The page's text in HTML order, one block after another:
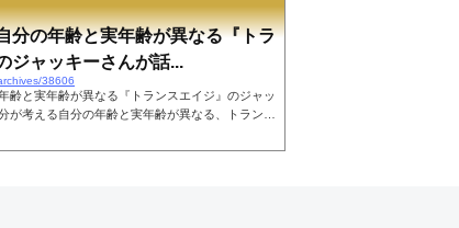
分の年齢と実年齢が異なる『トラ
ジャッキーさんが話...
38606
齢と実年齢が異なる『トランスエイジ』のジャッ
が考える自分の年齢と実年齢が異なる、トランス
28歳と自認(実年齢は39歳)して、バイト先上司か